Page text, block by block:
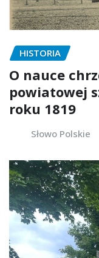
HISTORIA
O nauce
powiatowej
roku 1819
Słowo Polskie